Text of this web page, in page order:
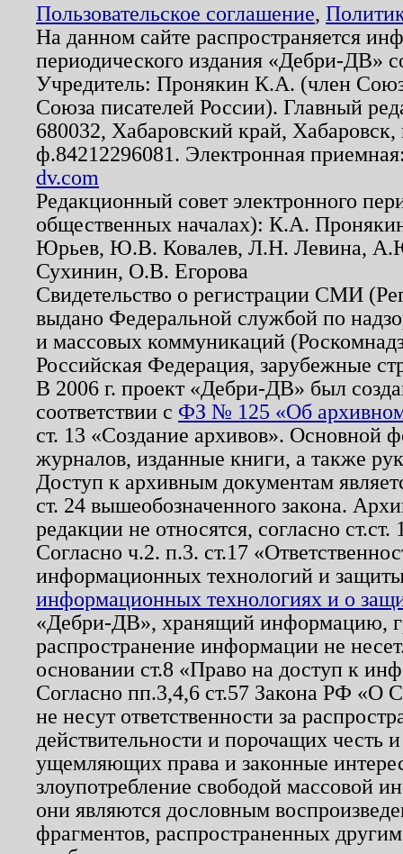
Пользовательское соглашение,
На данном сайте распространяется
периодического издания «Дебри-ДВ»
Учредитель: Пронякин К.А. (член
Союза писателей России). Главный
680032, Хабаровский край,
ф.84212296081. Электронная
dv.com
Редакционный совет электронного
общественных началах): К.А.
Юрьев, Ю.В. Ковалев, Л.Н. Левина,
Сухинин, О.В. Егорова
Свидетельство о регистрации СМИ
выдано Федеральной службой по
и массовых коммуникаций
Российская Федерация, зарубежные
В 2006 г. проект «Дебри-ДВ» был
соответствии с ФЗ № 125 «Об
ст. 13 «Создание архивов». Основной
журналов, изданные книги, а также
Доступ к архивным документам
ст. 24 вышеобозначенного закона.
редакции не относятся, согласно
Согласно ч.2. п.3. ст.17
информационных технологий и
информационных технологиях и о
«Дебри-ДВ», хранящий информацию,
распространение информации не
основании ст.8 «Право на доступ к
Согласно пп.3,4,6 ст.57 Закона РФ «О
не несут ответственности за
действительности и порочащих честь
ущемляющих права и законные
злоупотребление свободой массовой
они являются дословным
фрагментов, распространенных